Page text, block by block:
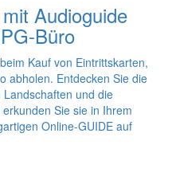
Audioguide
Büro
Kauf von Eintrittskarten,
abholen. Entdecken Sie die
und die
Sie sie in Ihrem
Online-GUIDE auf